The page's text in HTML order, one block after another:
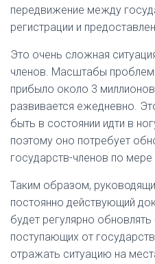
передвижение между
регистрации и
Это очень сложная
членов. Масштабы
прибыло около 3
развивается ежедневно.
быть в состоянии идти в
поэтому оно потребует
государств-членов по мере
Таким образом,
постоянно действующий
будет регулярно
поступающих от
отражать ситуацию на